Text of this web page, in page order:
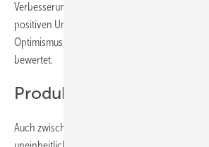
Verbesserung gegenüber dem Vorjahresquartal.
positiven Umsatzentwicklungen gibt dies
Optimismus. Die Ausstellungen werden jedoch
bewertet.
Produktbereiche im
Auch zwischen den einzelnen Hauptprodukten